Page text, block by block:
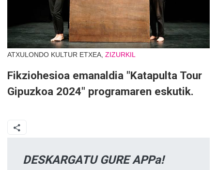
ATXULONDO KULTUR ETXEA, ZIZURKIL
Fikziohesioa emanaldia "Katapulta Tour
Gipuzkoa 2024" programaren eskutik.
DESKARGATU GURE APPa!